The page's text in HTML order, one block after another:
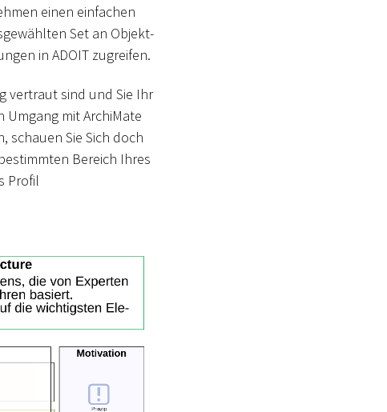
einen einfachen
Set an Objekt-
in ADOIT zugreifen.
vertraut sind und Sie Ihr
mit ArchiMate
schauen Sie Sich doch
Bereich Ihres
Profil